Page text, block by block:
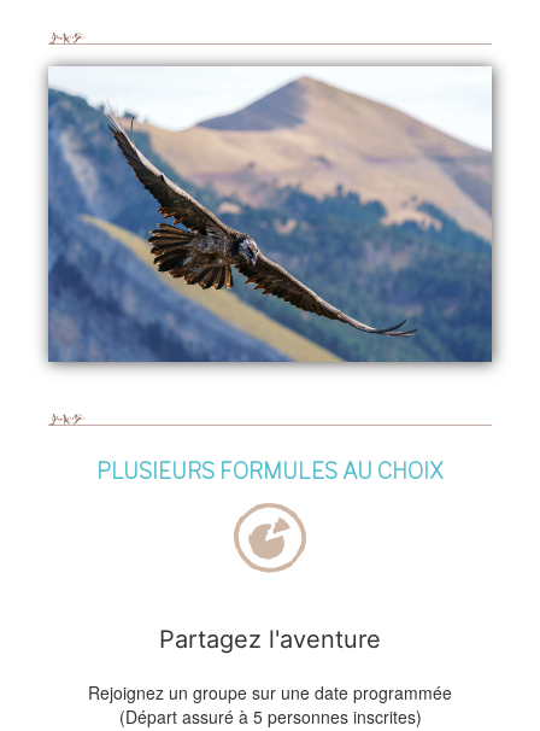
PLUSIEURS FORMULES AU CHOIX
Partagez l'aventure
Rejoignez un groupe sur une date programmée
(Départ assuré à 5 personnes inscrites)